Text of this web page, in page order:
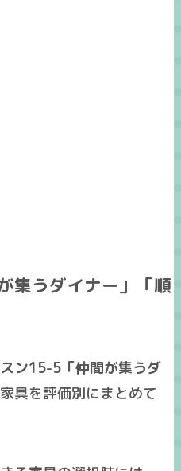
集うダイナー」「順
ン15-5「仲間が集うダ
具を評価別にまとめて